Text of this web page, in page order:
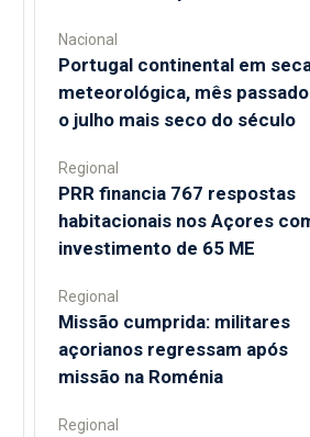
Nacional
Portugal continental em
meteorológica, mês
o julho mais seco do século
Regional
PRR financia 767 respostas
habitacionais nos Açores
investimento de 65 ME
Regional
Missão cumprida: militares
açorianos regressam após
missão na Roménia
Regional